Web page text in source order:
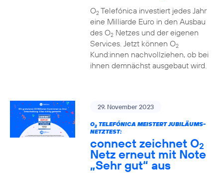
O2Telefónica investiert jedes Jahr
eine Milliarde Euro in den Ausbau
des O2Netzes und der eigenen
Services. Jetzt können O2
Kund:innen nachvollziehen, ob bei
ihnen demnächst ausgebaut wird.
29. November 2023
O2TELEFÓNICA MEISTERT JUBILÄUMS-
NETZTEST:
connect zeichnet O2
Netz erneut mit Note
„Sehr gut“ aus